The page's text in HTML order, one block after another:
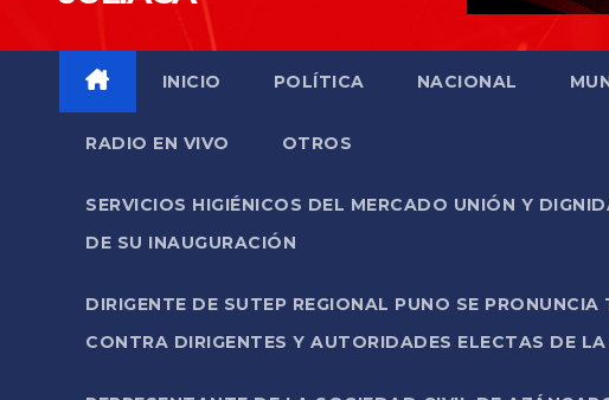
INICIO POLÍTICA NACIONAL
RADIO EN VIVO OTROS
SERVICIOS HIGIÉNICOS DEL MERCADO UNIÓN Y
DE SU INAUGURACIÓN
DIRIGENTE DE SUTEP REGIONAL PUNO SE
CONTRA DIRIGENTES Y AUTORIDADES ELECTAS DE LA